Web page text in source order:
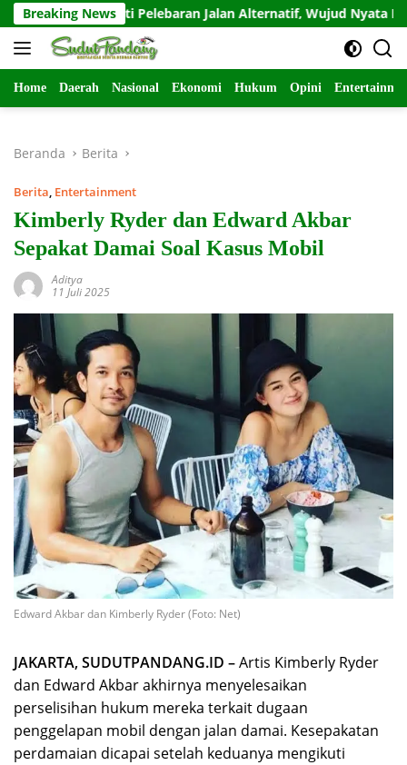
Langsung
ke
konten
Breaking News
Bakti Pelebaran Jalan Alternatif, Wujud Nyata Kemanunggalan
Home Daerah Nasional Ekonomi Hukum Opini
Beranda Berita
Berita, Entertainment
Kimberly Ryder dan Edward Akbar
Sepakat Damai Soal Kasus Mobil
Aditya
11 Juli 2025
Edward Akbar dan Kimberly Ryder (Foto: Net)
JAKARTA, SUDUTPANDANG.ID –Artis Kimberly Ryder
dan Edward Akbar akhirnya menyelesaikan
perselisihan hukum mereka terkait dugaan
penggelapan mobil dengan jalan damai. Kesepakatan
perdamaian dicapai setelah keduanya mengikuti